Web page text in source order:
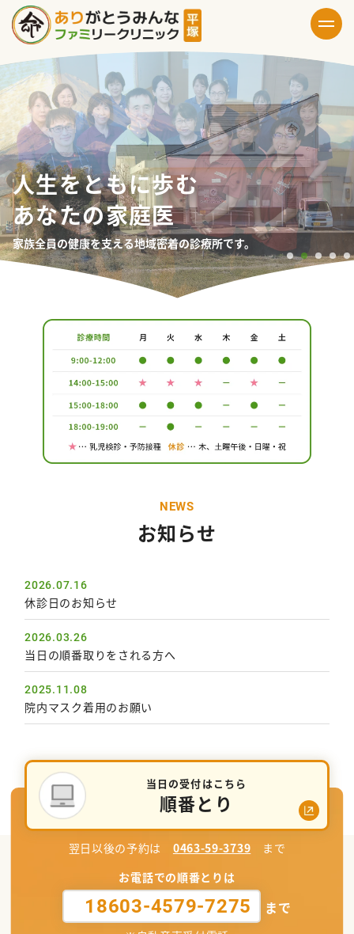
人生をともに歩む
あなたの家庭医
家族全員の健康を支える地域密着の診療所です。
NEWS
お知らせ
2026.07.16
休診日のお知らせ
2026.03.26
当日の順番取りをされる方へ
2025.11.08
院内マスク着用のお願い
当日の受付はこちら
順番とり
翌日以後の予約は 0463-59-3739 まで
お電話での順番とりは
18603-4579-7275 まで